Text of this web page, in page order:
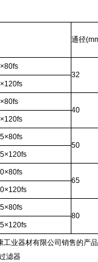
通径
32
40
50
65
80
工业器材有限公司销售的产
滤器